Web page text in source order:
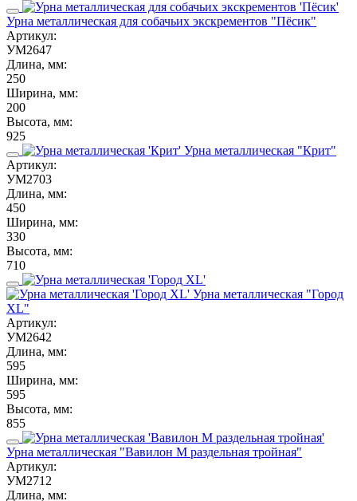
Урна металлическая для собачьих экскрементов "Пёсик"
Артикул:
УМ2647
Длина, мм:
250
Ширина, мм:
200
Высота, мм:
925
Урна металлическая "Крит"
Артикул:
УМ2703
Длина, мм:
450
Ширина, мм:
330
Высота, мм:
710
Урна металлическая "Город
XL"
Артикул:
УМ2642
Длина, мм:
595
Ширина, мм:
595
Высота, мм:
855
Урна металлическая "Вавилон М раздельная тройная"
Артикул:
УМ2712
Длина, мм: